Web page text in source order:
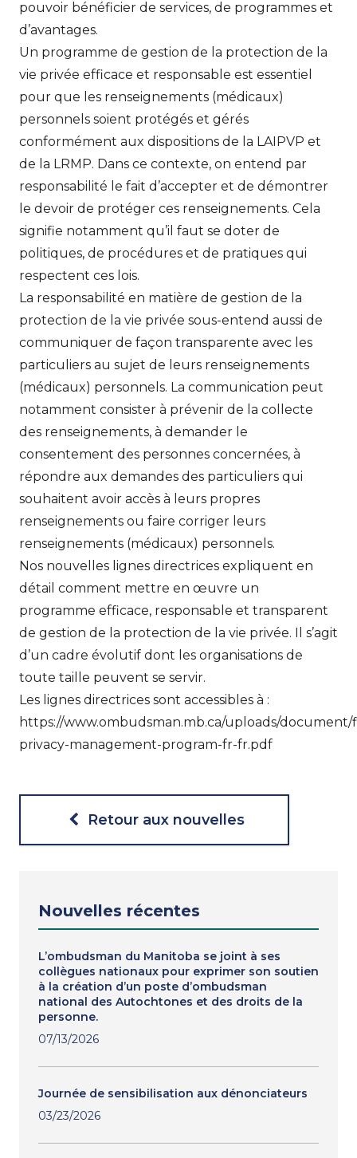
pouvoir bénéficier de services, de programmes et
d’avantages.
Un programme de gestion de la protection de la
vie privée efficace et responsable est essentiel
pour que les renseignements (médicaux)
personnels soient protégés et gérés
conformément aux dispositions de la LAIPVP et
de la LRMP. Dans ce contexte, on entend par
responsabilité le fait d’accepter et de démontrer
le devoir de protéger ces renseignements. Cela
signifie notamment qu’il faut se doter de
politiques, de procédures et de pratiques qui
respectent ces lois.
La responsabilité en matière de gestion de la
protection de la vie privée sous-entend aussi de
communiquer de façon transparente avec les
particuliers au sujet de leurs renseignements
(médicaux) personnels. La communication peut
notamment consister à prévenir de la collecte
des renseignements, à demander le
consentement des personnes concernées, à
répondre aux demandes des particuliers qui
souhaitent avoir accès à leurs propres
renseignements ou faire corriger leurs
renseignements (médicaux) personnels.
Nos nouvelles lignes directrices expliquent en
détail comment mettre en œuvre un
programme efficace, responsable et transparent
de gestion de la protection de la vie privée. Il s’agit
d’un cadre évolutif dont les organisations de
toute taille peuvent se servir.
Les lignes directrices sont accessibles à :
https://www.ombudsman.mb.ca/uploads/document/
privacy-management-program-fr-fr.pdf
Retour aux nouvelles
Nouvelles récentes
L’ombudsman du Manitoba se joint à ses
collègues nationaux pour exprimer son soutien
à la création d’un poste d’ombudsman
national des Autochtones et des droits de la
personne.
07/13/2026
Journée de sensibilisation aux dénonciateurs
03/23/2026